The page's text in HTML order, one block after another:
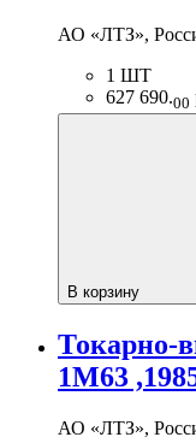
АО «ЛТЗ»,
1 ШТ
627 690.00
В корзину
Токарно-
1М63
АО «ЛТЗ»,